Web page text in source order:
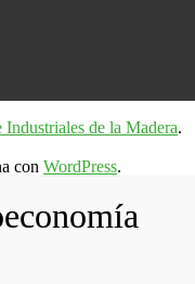
de la Madera.
con WordPress.